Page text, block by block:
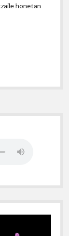
honetan